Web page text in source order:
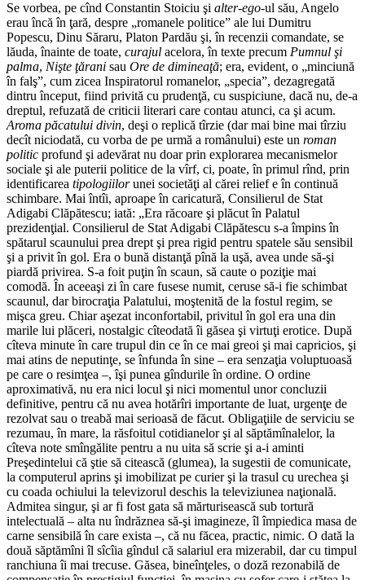
Se vorbea, pe cînd Constantin Stoiciu şi alter-ego-ul său, Angelo
erau încă în ţară, despre „romanele politice” ale lui Dumitru
Popescu, Dinu Săraru, Platon Pardău şi, în recenzii comandate, se
lăuda, înainte de toate, curajul acelora, în texte precum Pumnul şi
palma, Nişte ţărani sau Ore de dimineaţă; era, evident, o „minciună
în falş”, cum zicea Inspiratorul romanelor, „spe­cia”, dezagregată
dintru început, fiind privită cu prudenţă, cu suspiciune, dacă nu, de-a
dreptul, refuzată de criticii literari care contau atunci, ca şi acum.
Aroma păcatului divin, deşi o replică tîrzie (dar mai bine mai tîrziu
decît niciodată, cu vorba de pe urmă a românului) este un roman
politic profund şi adevărat nu doar prin explorarea mecanismelor
sociale şi ale puterii politice de la vîrf, ci, poate, în primul rînd, prin
identificarea tipologiilorunei societăţi al cărei relief e în continuă
schimbare. Mai întîi, aproape în caricatură, Consilierul de Stat
Adigabi Clăpătescu; iată: „Era răcoare şi plăcut în Palatul
prezidenţial. Consilierul de Stat Adigabi Clăpătescu s-a împins în
spătarul scaunului prea drept şi prea rigid pentru spatele său sensibil
şi a privit în gol. Era o bună distanţă pînă la uşă, avea unde să-şi
piardă privirea. S-a foit puţin în scaun, să caute o poziţie mai
comodă. În aceeaşi zi în care fusese numit, ceruse să-i fie schimbat
scaunul, dar birocraţia Palatului, moştenită de la fostul regim, se
mişca greu. Chiar aşezat inconfortabil, privitul în gol era una din
marile lui plăceri, nostalgic cîteodată îi găsea şi virtuţi erotice. După
cîteva minute în care trupul din ce în ce mai greoi şi mai capricios, şi
mai atins de neputinţe, se înfunda în sine – era senzaţia voluptuoasă
pe care o resimţea –, îşi punea gîndurile în ordine. O ordine
aproximativă, nu era nici locul şi nici momentul unor concluzii
definitive, pentru că nu avea hotărîri importante de luat, urgenţe de
rezolvat sau o treabă mai serioasă de făcut. Obligaţiile de serviciu se
rezumau, în mare, la răsfoitul cotidianelor şi al săptămînalelor, la
cîteva note smîngălite pentru a nu uita să scrie şi a-i aminti
Preşedintelui că ştie să citească (glumea), la sugestii de comunicate,
la computerul aprins şi imobilizat pe curier şi la trasul cu urechea şi
cu coada ochiului la televizorul deschis la televiziunea naţională.
Admitea singur, şi ar fi fost gata să mărturisească sub tortură
intelectuală – alta nu îndrăznea să-şi imagineze, îl împiedica masa de
carne sensibilă în care exista –, că nu făcea, practic, nimic. O dată la
două săptămîni îl sîcîia gîndul că salariul era mizerabil, dar cu timpul
ranchiuna îi mai trecuse. Găsea, bineînţeles, o doză rezonabilă de